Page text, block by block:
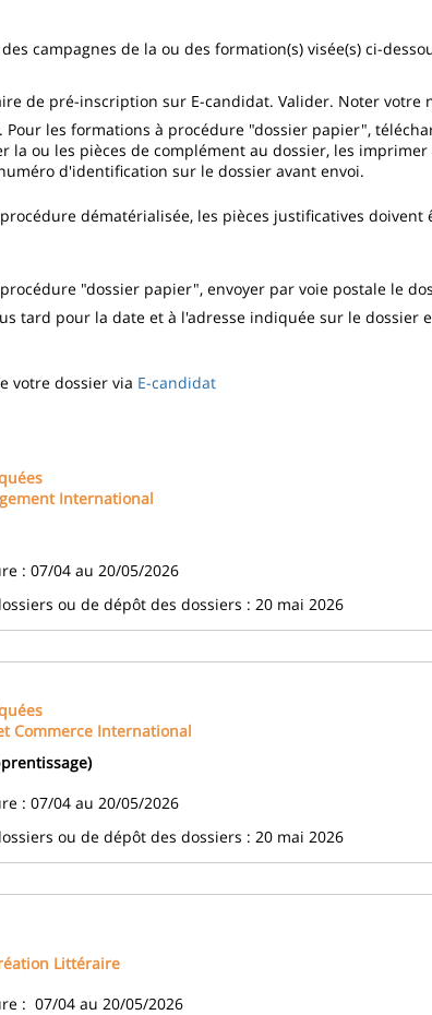
campagnes de la ou des formation(s) visée(s) ci-
de pré-inscription sur E-candidat. Valider. Noter votre
les formations à procédure "dossier papier",
la ou les pièces de complément au dossier, les
d'identification sur le dossier avant envoi.
dématérialisée, les pièces justificatives doivent
"dossier papier", envoyer par voie postale le
tard pour la date et à l'adresse indiquée sur le dossier
votre dossier via E-candidat
International
: 07/04 au 20/05/2026
ou de dépôt des dossiers : 20 mai 2026
Commerce International
: 07/04 au 20/05/2026
ou de dépôt des dossiers : 20 mai 2026
Littéraire
: 07/04 au 20/05/2026